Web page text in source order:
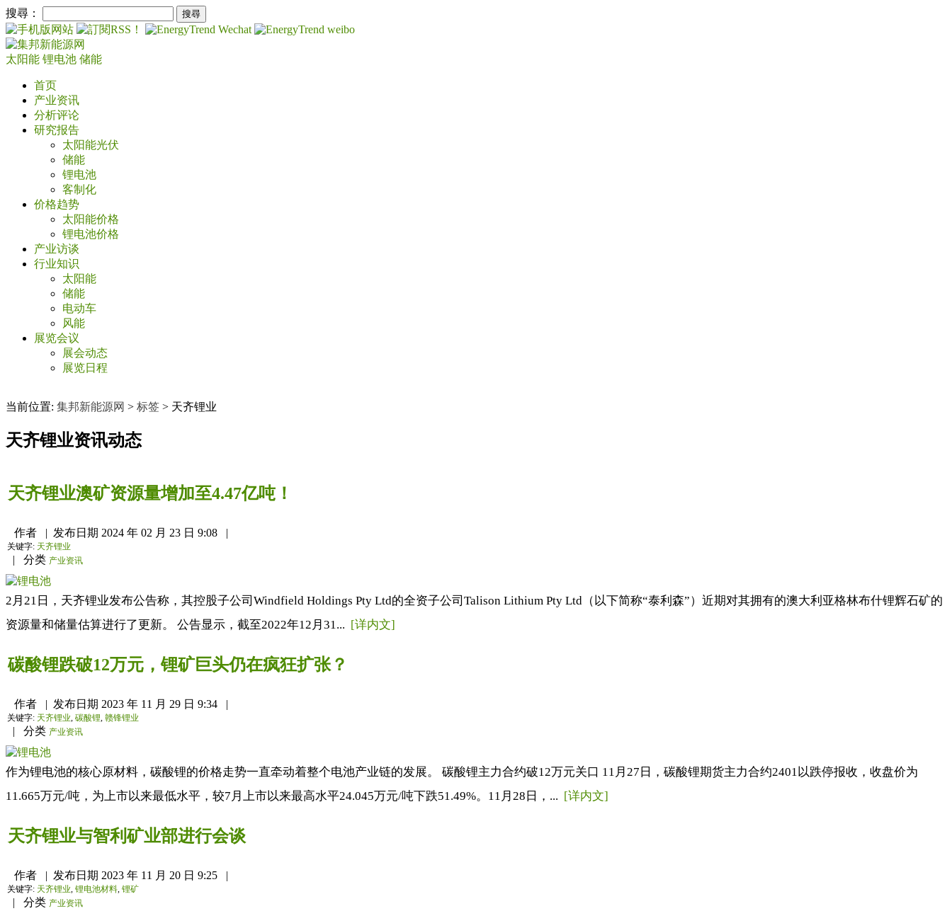
搜尋：
太阳能 锂电池 储能
首页
产业资讯
分析评论
研究报告
太阳能光伏
储能
锂电池
客制化
价格趋势
太阳能价格
锂电池价格
产业访谈
行业知识
太阳能
储能
电动车
风能
展览会议
展会动态
展览日程
当前位置: 集邦新能源网 > 标签 > 天齐锂业
天齐锂业资讯动态
天齐锂业澳矿资源量增加至4.47亿吨！
作者 | 发布日期 2024 年 02 月 23 日 9:08 |
关键字: 天齐锂业
| 分类 产业资讯
2月21日，天齐锂业发布公告称，其控股子公司Windfield Holdings Pty Ltd的全资子公司Talison Lithium Pty Ltd（以下简称“泰利森”）近期对其拥有的澳大利亚格林布什锂辉石矿的
资源量和储量估算进行了更新。 公告显示，截至2022年12月31... [详内文]
碳酸锂跌破12万元，锂矿巨头仍在疯狂扩张？
作者 | 发布日期 2023 年 11 月 29 日 9:34 |
关键字: 天齐锂业, 碳酸锂, 赣锋锂业
| 分类 产业资讯
作为锂电池的核心原材料，碳酸锂的价格走势一直牵动着整个电池产业链的发展。 碳酸锂主力合约破12万元关口 11月27日，碳酸锂期货主力合约2401以跌停报收，收盘价为
11.665万元/吨，为上市以来最低水平，较7月上市以来最高水平24.045万元/吨下跌51.49%。11月28日，... [详内文]
天齐锂业与智利矿业部进行会谈
作者 | 发布日期 2023 年 11 月 20 日 9:25 |
关键字: 天齐锂业, 锂电池材料, 锂矿
| 分类 产业资讯